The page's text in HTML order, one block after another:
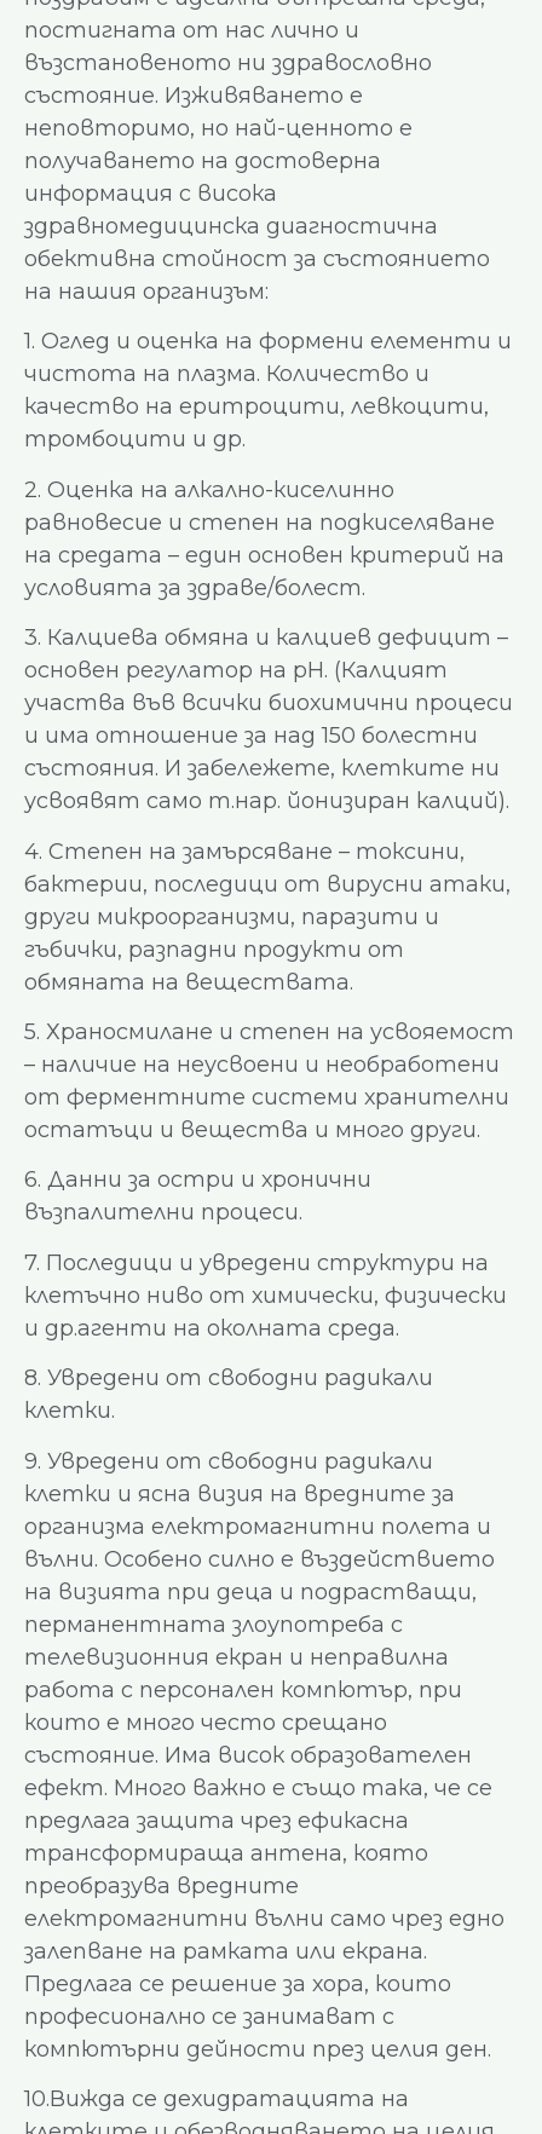
постигната от нас лично и
възстановеното ни здравословно
състояние. Изживяването е
неповторимо, но най-ценното е
получаването на достоверна
информация с висока
здравномедицинска диагностична
обективна стойност за състоянието
на нашия организъм:
1. Оглед и оценка на формени елементи и
чистота на плазма. Количество и
качество на еритроцити, левкоцити,
тромбоцити и др.
2. Оценка на алкално-киселинно
равновесие и степен на подкиселяване
на средата – един основен критерий на
условията за здраве/болест.
3. Калциева обмяна и калциев дефицит –
основен регулатор на pH. (Калцият
участва във всички биохимични процеси
и има отношение за над 150 болестни
състояния. И забележете, клетките ни
усвоявят само т.нар. йонизиран калций).
4. Степен на замърсяване – токсини,
бактерии, последици от вирусни атаки,
други микроорганизми, паразити и
гъбички, разпадни продукти от
обмяната на веществата.
5. Храносмилане и степен на усвояемост
– наличие на неусвоени и необработени
от ферментните системи хранителни
остатъци и вещества и много други.
6. Данни за остри и хронични
възпалителни процеси.
7. Последици и увредени структури на
клетъчно ниво от химически, физически
и др.агенти на околната среда.
8. Увредени от свободни радикали
клетки.
9. Увредени от свободни радикали
клетки и ясна визия на вредните за
организма електромагнитни полета и
вълни. Особено силно е въздействието
на визията при деца и подрастващи,
перманентната злоупотреба с
телевизионния екран и неправилна
работа с персонален компютър, при
които е много често срещано
състояние. Има висок образователен
ефект. Много важно е също така, че се
предлага защита чрез ефикасна
трансформираща антена, която
преобразува вредните
електромагнитни вълни само чрез едно
залепване на рамката или екрана.
Предлага се решение за хора, които
професионално се занимават с
компютърни дейности през целия ден.
10.Вижда се дехидратацията на